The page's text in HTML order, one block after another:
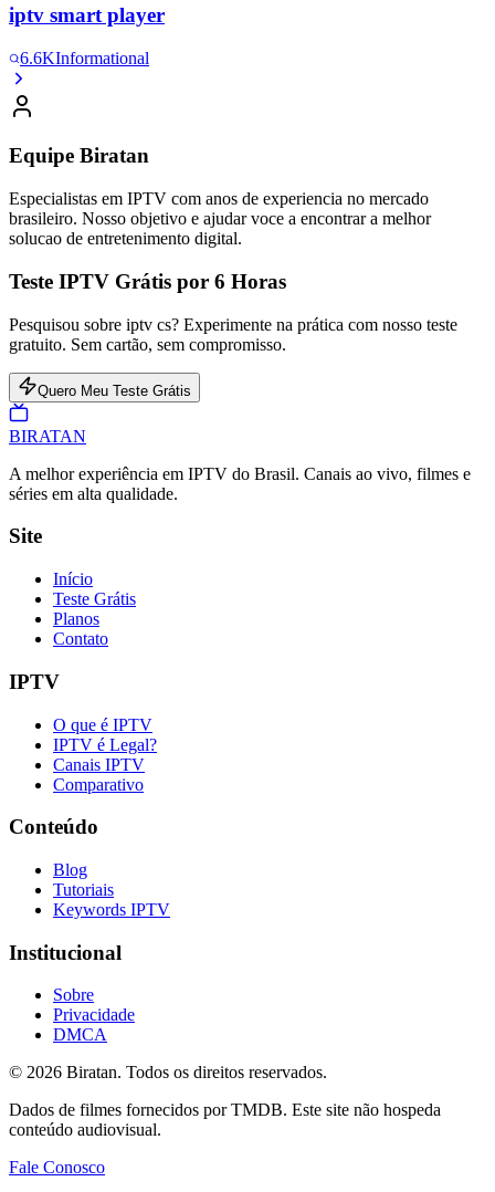
iptv smart player
6.6KInformational
Equipe Biratan
Especialistas em IPTV com anos de experiencia no mercado
brasileiro. Nosso objetivo e ajudar voce a encontrar a melhor
solucao de entretenimento digital.
Teste IPTV Grátis por 6 Horas
Pesquisou sobre iptv cs? Experimente na prática com nosso teste
gratuito. Sem cartão, sem compromisso.
Quero Meu Teste Grátis
BIRATAN
A melhor experiência em IPTV do Brasil. Canais ao vivo, filmes e
séries em alta qualidade.
Site
Início
Teste Grátis
Planos
Contato
IPTV
O que é IPTV
IPTV é Legal?
Canais IPTV
Comparativo
Conteúdo
Blog
Tutoriais
Keywords IPTV
Institucional
Sobre
Privacidade
DMCA
© 2026 Biratan. Todos os direitos reservados.
Dados de filmes fornecidos por TMDB. Este site não hospeda
conteúdo audiovisual.
Fale Conosco